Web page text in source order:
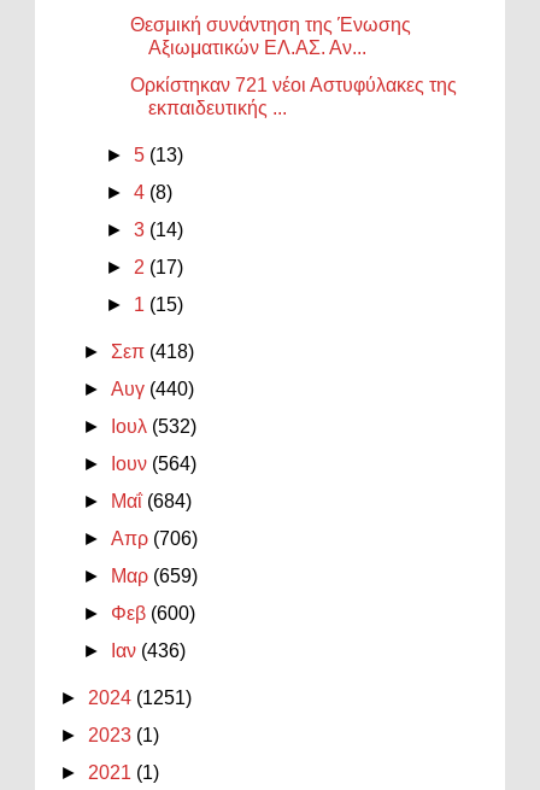
Θεσμική συνάντηση της Ένωσης
Αξιωματικών ΕΛ.ΑΣ. Αν...
Ορκίστηκαν 721 νέοι Αστυφύλακες της
εκπαιδευτικής ...
►5 (13)
►4 (8)
►3 (14)
► 2 (17)
► 1 (15)
► Σεπ (418)
►Αυγ (440)
►
Ιουλ (532)
►
Ιουν (564)
►
Μαΐ (684)
►Απρ (706)
►
Μαρ (659)
► Φεβ (600)
►
Ιαν (436)
► 2024 (1251)
► 2023 (1)
► 2021 (1)